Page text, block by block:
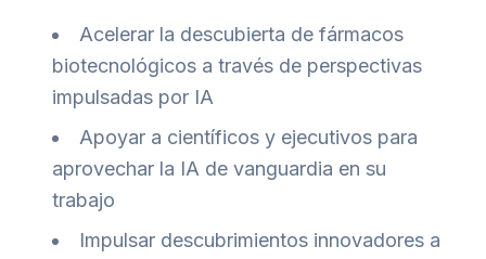
Acelerar la descubierta de fármacos
biotecnológicos a través de perspectivas
impulsadas por IA
Apoyar a científicos y ejecutivos para
aprovechar la IA de vanguardia en su
trabajo
Impulsar descubrimientos innovadores a